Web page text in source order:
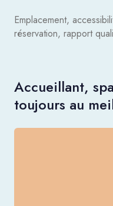
Emplacement,
réservation, rapport
Accueillant,
toujours au